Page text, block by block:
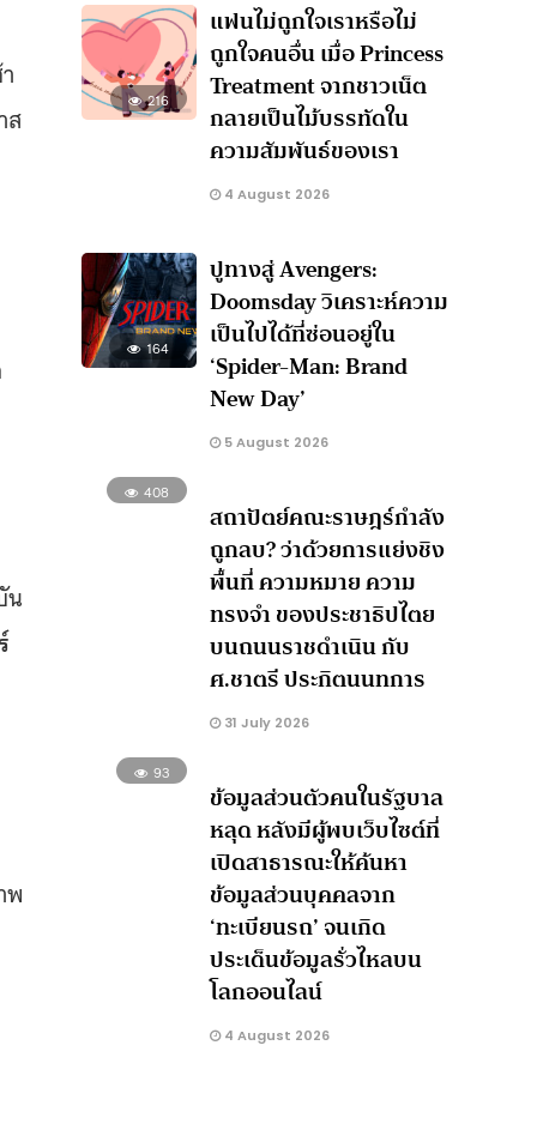
ส
น
พ
216
แฟนไม่ถูกใจเราหรือไม่
ถูกใจคนอื่น เมื่อ Princess
Treatment จากชาวเน็ต
กลายเป็นไม้บรรทัดใน
ความสัมพันธ์ของเรา
4 August 2026
164
ปูทางสู่ Avengers:
Doomsday วิเคราะห์ความ
เป็นไปได้ที่ซ่อนอยู่ใน
‘Spider-Man: Brand
New Day’
5 August 2026
408
สถาปัตย์คณะราษฎร์กำลัง
ถูกลบ? ว่าด้วยการแย่งชิง
พื้นที่ ความหมาย ความ
ทรงจำ ของประชาธิปไตย
บนถนนราชดำเนิน กับ
ศ.ชาตรี ประกิตนนทการ
31 July 2026
93
ข้อมูลส่วนตัวคนในรัฐบาล
หลุด หลังมีผู้พบเว็บไซต์ที่
เปิดสาธารณะให้ค้นหา
ข้อมูลส่วนบุคคลจาก
‘ทะเบียนรถ’ จนเกิด
ประเด็นข้อมูลรั่วไหลบน
โลกออนไลน์
4 August 2026